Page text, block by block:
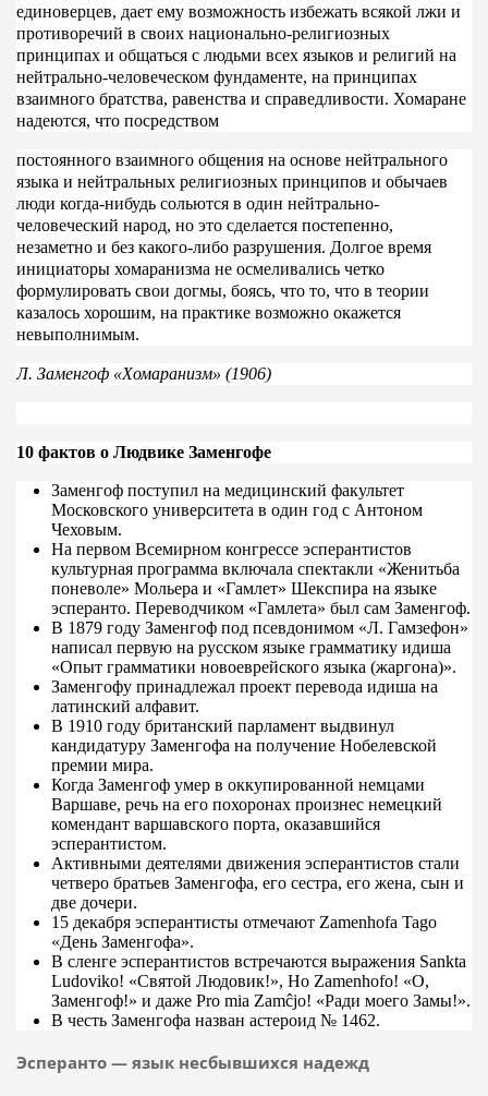
единоверцев, дает ему возможность избежать всякой лжи и
противоречий в своих национально-религиозных
принципах и общаться с людьми всех языков и религий на
нейтрально-человеческом фундаменте, на принципах
взаимного братства, равенства и справедливости. Хомаране
надеются, что посредством
постоянного взаимного общения на основе нейтрального
языка и нейтральных религиозных принципов и обычаев
люди когда-нибудь сольются в один нейтрально-
человеческий народ, но это сделается постепенно,
незаметно и без какого-либо разрушения. Долгое время
инициаторы хомаранизма не осмеливались четко
формулировать свои догмы, боясь, что то, что в теории
казалось хорошим, на практике возможно окажется
невыполнимым.
Л. Заменгоф «Хомаранизм» (1906)
10 фактов о Людвике Заменгофе
Заменгоф поступил на медицинский факультет
Московского университета в один год с Антоном
Чеховым.
На первом Всемирном конгрессе эсперантистов
культурная программа включала спектакли «Женитьба
поневоле» Мольера и «Гамлет» Шекспира на языке
эсперанто. Переводчиком «Гамлета» был сам Заменгоф.
В 1879 году Заменгоф под псевдонимом «Л. Гамзефон»
написал первую на русском языке грамматику идиша
«Опыт грамматики новоеврейского языка (жаргона)».
Заменгофу принадлежал проект перевода идиша на
латинский алфавит.
В 1910 году британский парламент выдвинул
кандидатуру Заменгофа на получение Нобелевской
премии мира.
Когда Заменгоф умер в оккупированной немцами
Варшаве, речь на его похоронах произнес немецкий
комендант варшавского порта, оказавшийся
эсперантистом.
Активными деятелями движения эсперантистов стали
четверо братьев Заменгофа, его сестра, его жена, сын и
две дочери.
15 декабря эсперантисты отмечают Zamenhofa Tago
«День Заменгофа».
В сленге эсперантистов встречаются выражения Sankta
Ludoviko! «Святой Людовик!», Ho Zamenhofo! «О,
Заменгоф!» и даже Pro mia Zamĉjo! «Ради моего Замы!».
В честь Заменгофа назван астероид № 1462.
Эсперанто — язык несбывшихся надежд